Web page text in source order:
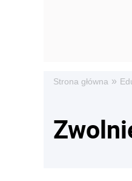
Strona główna »